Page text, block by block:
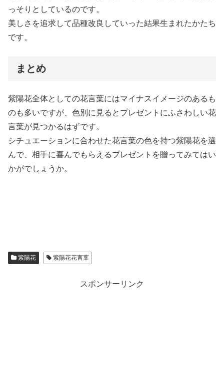
っそりとしているのです。
美しさを追求して品種改良していった結果生まれたかたち
です。
まとめ
紫陽花全体としての花言葉にはマイナスイメージのあるも
のも多いですが、色別に見るとプレゼントにふさわしい花
言葉が見つかるはずです。
シチュエーションに合わせた花言葉の色を持つ紫陽花を選
んで、相手に喜んでもらえるプレゼントを贈ってみてはい
かがでしょうか。
紫陽花 紫陽花花言葉
スポンサーリンク